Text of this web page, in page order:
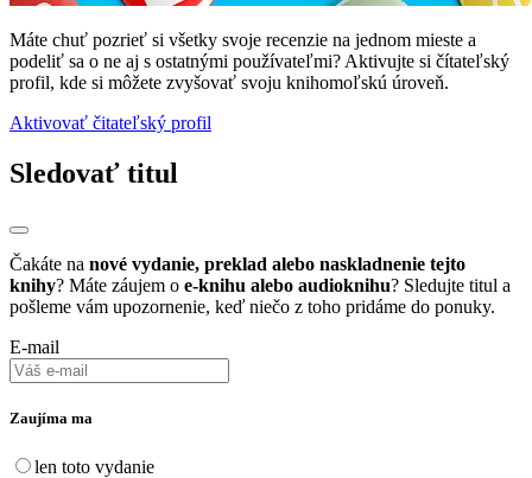
Máte chuť pozrieť si všetky svoje recenzie na jednom mieste a
podeliť sa o ne aj s ostatnými používateľmi? Aktivujte si čítateľský
profil, kde si môžete zvyšovať svoju knihomoľskú úroveň.
Aktivovať čitateľský profil
Sledovať titul
Čakáte na nové vydanie, preklad alebo naskladnenie tejto
knihy? Máte záujem o e-knihu alebo audioknihu? Sledujte titul a
pošleme vám upozornenie, keď niečo z toho pridáme do ponuky.
E-mail
Zaujíma ma
len toto vydanie